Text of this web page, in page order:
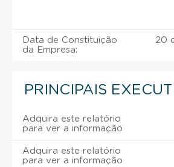
Data de Constituição
da Empresa:
20
PRINCIPAIS
Adquira este relatório
para ver a informação
Adquira este relatório
para ver a informação